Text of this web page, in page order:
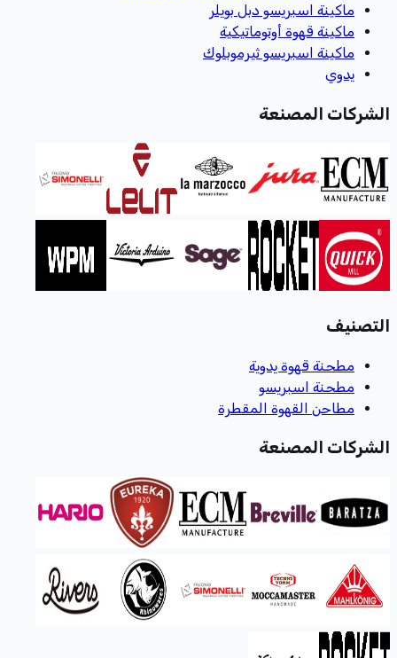
ماكينة اسبريسو دبل بويلر
ماكينة قهوة أوتوماتيكية
ماكينة اسبريسو ثيرموبلوك
يدوي
الشركات المصنعة
التصنيف
مطحنة قهوة يدوية
مطحنة اسبريسو
مطاحن القهوة المقطرة
الشركات المصنعة